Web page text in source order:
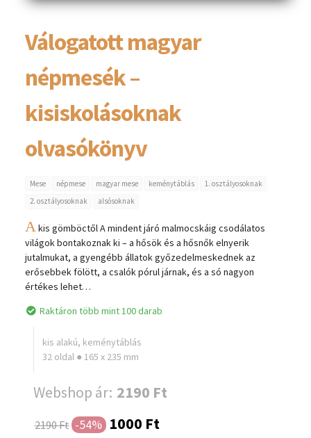
Válogatott magyar
népmesék –
kisiskolásoknak
olvasókönyv
Mese népmese magyar mese keménytáblás
1. osztályosoknak
2. osztályosoknak
alsósoknak
A kis gömböctől A mindent járó malmocskáig csodálatos
világok bontakoznak ki – a hősök és a hősnők elnyerik
jutalmukat, a gyengébb állatok győzedelmeskednek az
erősebbek fölött, a csalók pórul járnak, és a só nagyon
értékes lehet…
Raktáron több mint 100 darab
kis alakú, keménytáblás
32 oldal ● 165 x 235 mm
Webshop ár: 2190 Ft
2190 Ft -54% 1000 Ft